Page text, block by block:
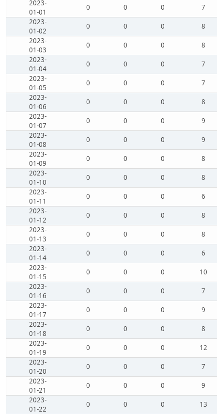
2023-
01-01
0 0 0
7
2023-
01-02
0 0 0
8
2023-
01-03
0 0 0
8
2023-
01-04
0 0 0
7
2023-
01-05
0 0 0
7
2023-
01-06
0 0 0
8
2023-
01-07
0 0 0
9
2023-
01-08
0 0 0
9
2023-
01-09
0 0 0
8
2023-
01-10
0 0 0
8
2023-
01-11
0 0 0
6
2023-
01-12
0 0 0
8
2023-
01-13
0 0 0
8
2023-
01-14
0 0 0
6
2023-
01-15
0 0 0
10
2023-
01-16
0 0 0
7
2023-
01-17
0 0 0
9
2023-
01-18
0 0 0
8
2023-
01-19
0 0 0
12
2023-
01-20
0 0 0
7
2023-
01-21
0 0 0
9
2023-
01-22
0 0 0
13